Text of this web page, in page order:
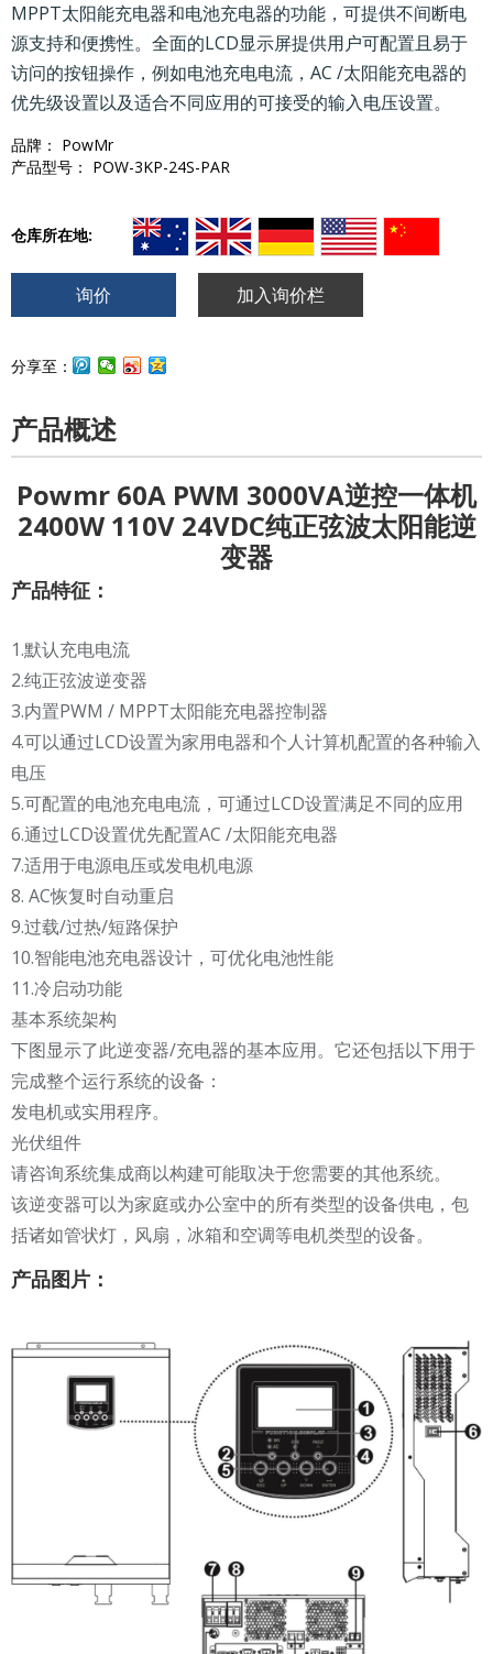
MPPT太阳能充电器和电池充电器的功能，可提供不间断电
源支持和便携性。全面的LCD显示屏提供用户可配置且易于
访问的按钮操作，例如电池充电电流，AC /太阳能充电器的
优先级设置以及适合不同应用的可接受的输入电压设置。
品牌： PowMr
产品型号： POW-3KP-24S-PAR
仓库所在地:
询价 加入询价栏
分享至：
产品概述
Powmr 60A PWM 3000VA逆控一体机
2400W 110V 24VDC纯正弦波太阳能逆
变器
产品特征 ：
1.默认充电电流
2.纯正弦波逆变器
3.内置PWM / MPPT太阳能充电器控制器
4.可以通过LCD设置为家用电器和个人计算机配置的各种输入
电压
5.可配置的电池充电电流，可通过LCD设置满足不同的应用
6.通过LCD设置优先配置AC /太阳能充电器
7.适用于电源电压或发电机电源
8. AC恢复时自动重启
9.过载/过热/短路保护
10.智能电池充电器设计，可优化电池性能
11.冷启动功能
基本系统架构
下图显示了此逆变器/充电器的基本应用。它还包括以下用于
完成整个运行系统的设备：
发电机或实用程序。
光伏组件
请咨询系统集成商以构建可能取决于您需要的其他系统。
该逆变器可以为家庭或办公室中的所有类型的设备供电，包
括诸如管状灯，风扇，冰箱和空调等电机类型的设备。
产品图片：